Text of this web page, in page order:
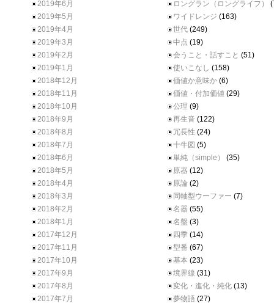
2019年6月
2019年5月
2019年4月
2019年3月
2019年2月
2019年1月
2018年12月
2018年11月
2018年10月
2018年9月
2018年8月
2018年7月
2018年6月
2018年5月
2018年4月
2018年3月
2018年2月
2018年1月
2017年12月
2017年11月
2017年10月
2017年9月
2017年8月
2017年7月
ロングラン（ロングライフ）
ワイドレンジ (163)
世代 (249)
中点 (19)
会うこと・話すこと (51)
使いこなし (158)
価値か意味か (6)
価値・付加価値 (29)
公理 (9)
再生音 (122)
冗長性 (24)
十牛図 (5)
単純（simple）
(35)
原器 (12)
原論 (2)
同軸型ウーファー (7)
名器 (55)
名盤 (3)
四季 (14)
型番 (67)
基本 (23)
境界線 (31)
変化・進化・純化 (13)
夢物語 (27)